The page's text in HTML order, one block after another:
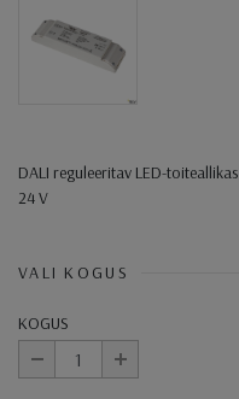
DALI reguleeritav LED-
24 V
VALI KOGUS
KOGUS
+